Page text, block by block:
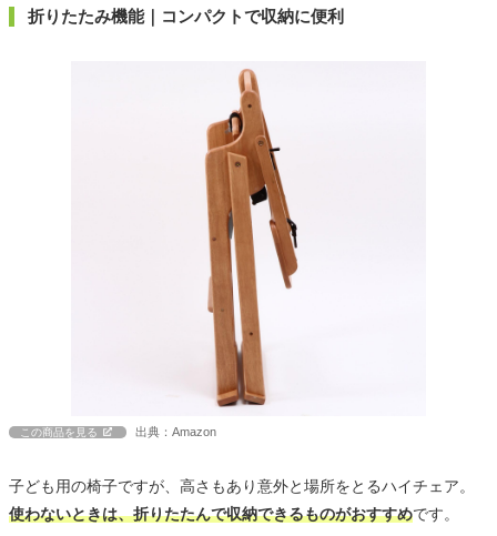
折りたたみ機能｜コンパクトで収納に便利
この商品を見る 出典：Amazon
子ども用の椅子ですが、高さもあり意外と場所をとるハイチェア。
使わないときは、折りたたんで収納できるものがおすすめです。